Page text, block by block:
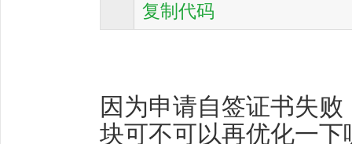
复制代码
因为申请自签证书失
块可不可以再优化一下